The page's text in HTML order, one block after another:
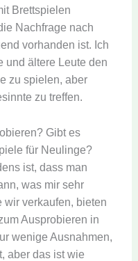
Brettspielen
Nachfrage nach
vorhanden ist. Ich
und ältere Leute den
zu spielen, aber
zu treffen.
Gibt es
für Neulinge?
ist, dass man
was mir sehr
verkaufen, bieten
Ausprobieren in
wenige Ausnahmen,
aber das ist wie